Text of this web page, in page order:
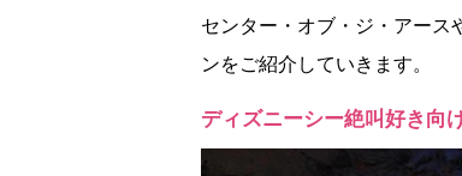
センター・オブ・ジ・アース
ンをご紹介していきます。
ディズニーシー絶叫好き向